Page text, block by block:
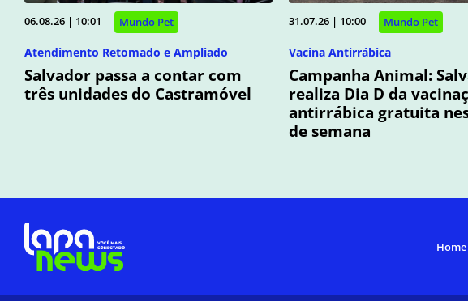
06.08.26 | 10:01 Mundo Pet
Atendimento Retomado e Ampliado
Salvador passa a contar com
três unidades do Castramóvel
31.07.26 | 10:00 Mundo Pet
Vacina Antirrábica
Campanha Animal:
realiza Dia D da
antirrábica gratuita
de semana
Home